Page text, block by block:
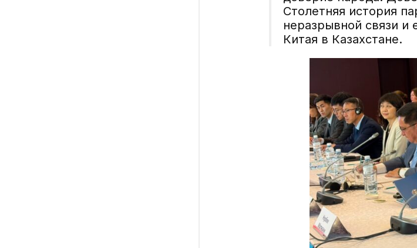
Столетняя история
неразрывной связи
Китая в Казахстане.